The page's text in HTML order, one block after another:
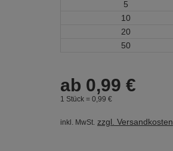
5
10
20
50
ab 0,99 €
1 Stück = 0, 99 €
inkl. MwSt. zzgl. Versandkosten